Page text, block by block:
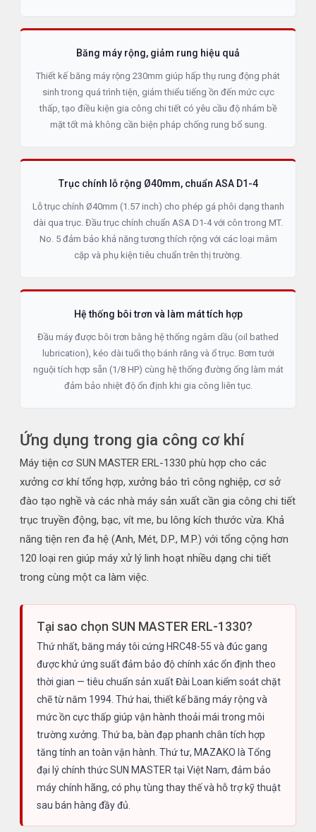
Băng máy rộng, giảm rung hiệu quả
Thiết kế băng máy rộng 230mm giúp hấp thụ rung động phát
sinh trong quá trình tiện, giảm thiểu tiếng ồn đến mức cực
thấp, tạo điều kiện gia công chi tiết có yêu cầu độ nhám bề
mặt tốt mà không cần biện pháp chống rung bổ sung.
Trục chính lỗ rộng Ø40mm, chuẩn ASA D1-4
Lỗ trục chính Ø40mm (1.57 inch) cho phép gá phôi dạng thanh
dài qua trục. Đầu trục chính chuẩn ASA D1-4 với côn trong MT.
No. 5 đảm bảo khả năng tương thích rộng với các loại mâm
cặp và phụ kiện tiêu chuẩn trên thị trường.
Hệ thống bôi trơn và làm mát tích hợp
Đầu máy được bôi trơn bằng hệ thống ngâm dầu (oil bathed
lubrication), kéo dài tuổi thọ bánh răng và ổ trục. Bơm tưới
nguội tích hợp sẵn (1/8 HP) cùng hệ thống đường ống làm mát
đảm bảo nhiệt độ ổn định khi gia công liên tục.
Ứng dụng trong gia công cơ khí
Máy tiện cơ SUN MASTER ERL-1330 phù hợp cho các
xưởng cơ khí tổng hợp, xưởng bảo trì công nghiệp, cơ sở
đào tạo nghề và các nhà máy sản xuất cần gia công chi tiết
trục truyền động, bạc, vít me, bu lông kích thước vừa. Khả
năng tiện ren đa hệ (Anh, Mét, D.P., M.P.) với tổng cộng hơn
120 loại ren giúp máy xử lý linh hoạt nhiều dạng chi tiết
trong cùng một ca làm việc.
Tại sao chọn SUN MASTER ERL-1330?
Thứ nhất, băng máy tôi cứng HRC48-55 và đúc gang
được khử ứng suất đảm bảo độ chính xác ổn định theo
thời gian — tiêu chuẩn sản xuất Đài Loan kiểm soát chặt
chẽ từ năm 1994. Thứ hai, thiết kế băng máy rộng và
mức ồn cực thấp giúp vận hành thoải mái trong môi
trường xưởng. Thứ ba, bàn đạp phanh chân tích hợp
tăng tính an toàn vận hành. Thứ tư, MAZAKO là Tổng
đại lý chính thức SUN MASTER tại Việt Nam, đảm bảo
máy chính hãng, có phụ tùng thay thế và hỗ trợ kỹ thuật
sau bán hàng đầy đủ.